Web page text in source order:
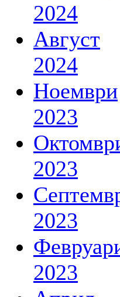
2024
Август
2024
Ноември
2023
2023
2023
2023